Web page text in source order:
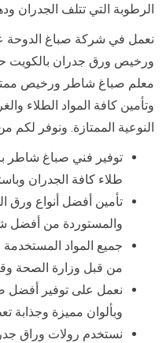
الرطوبة التي تتلف الجدران
نعمل في شركة صباغ الدوحة
ورخيص ورق جدران بالكويت
معلم صباغ شاطر ورخيص
وتأمين كافة المواد الطلاء
النوعية الممتازة. ونوفر لكم
توفير فني صباغ شاطر
طلاء كافة الجدران
تأمين أفضل أنواع ورق
والمستوردة من أفضل
جميع المواد
من قبل وزارة الصحة
نعمل على توفير أفضل
وبألوان مميزة